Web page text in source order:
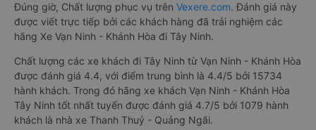
Đúng giờ, Chất lượng phục vụ trên Vexere.com. Đánh giá này
được viết trực tiếp bởi các khách hàng đã trải nghiệm các
hãng Xe Vạn Ninh - Khánh Hòa đi Tây Ninh.
Chất lượng các xe khách đi Tây Ninh từ Vạn Ninh - Khánh Hòa
được đánh giá 4.4, với điểm trung bình là 4.4/5 bởi 15734
hành khách. Trong đó hãng xe khách Vạn Ninh - Khánh Hòa
Tây Ninh tốt nhất tuyến được đánh giá 4.7/5 bởi 1079 hành
khách là nhà xe Thanh Thuỷ - Quảng Ngãi.